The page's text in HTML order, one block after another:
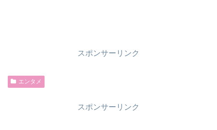
スポンサーリンク
エンタメ
スポンサーリンク